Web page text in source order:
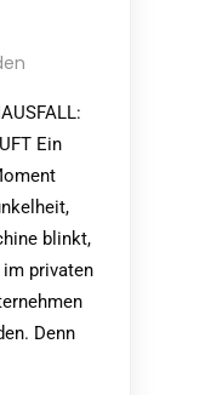
Ein
blinkt,
privaten
Denn